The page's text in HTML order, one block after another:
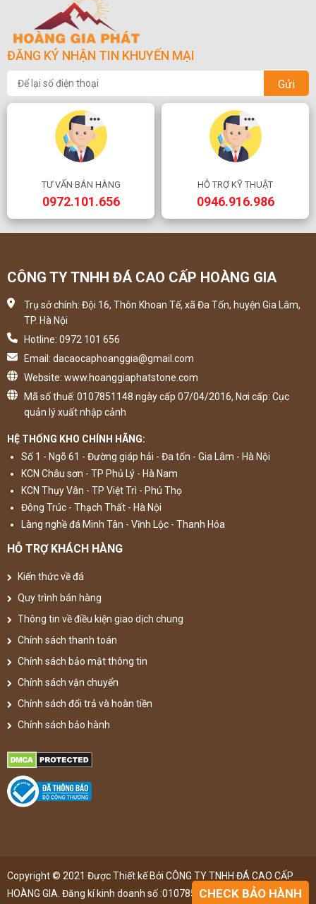
ĐĂNG KÝ NHẬN TIN KHUYẾN MẠI
Gửi
TƯ VẤN BÁN HÀNG
0972.101.656
HỖ TRỢ KỸ THUẬT
0946.916.986
CÔNG TY TNHH ĐÁ CAO CẤP HOÀNG GIA
Trụ sở chính: Đội 16, Thôn Khoan Tế, xã Đa Tốn, huyện Gia Lâm,
TP. Hà Nội
Hotline: 0972 101 656
Email: dacaocaphoanggia@gmail.com
Website: www.hoanggiaphatstone.com
Mã số thuế: 0107851148 ngày cấp 07/04/2016, Nơi cấp: Cục
quản lý xuất nhập cảnh
HỆ THỐNG KHO CHÍNH HÃNG:
Số 1 - Ngõ 61 - Đường giáp hải - Đa tốn - Gia Lâm - Hà Nội
KCN Châu sơn - TP Phủ Lý - Hà Nam
KCN Thụy Vân - TP Việt Trì - Phú Thọ
Đông Trúc - Thạch Thất - Hà Nội
Làng nghề đá Minh Tân - Vĩnh Lộc - Thanh Hóa
HỖ TRỢ KHÁCH HÀNG
Kiến thức về đá
Quy trình bán hàng
Thông tin về điều kiện giao dịch chung
Chính sách thanh toán
Chính sách bảo mật thông tin
Chính sách vận chuyển
Chính sách đổi trả và hoàn tiền
Chính sách bảo hành
Copyright © 2021 Được Thiết kế Bởi CÔNG TY TNHH ĐÁ CAO CẤP
HOÀNG GIA. Đăng kí kinh doanh số :0107851148 ,đã được đăng kí
CHECK BẢO HÀNH